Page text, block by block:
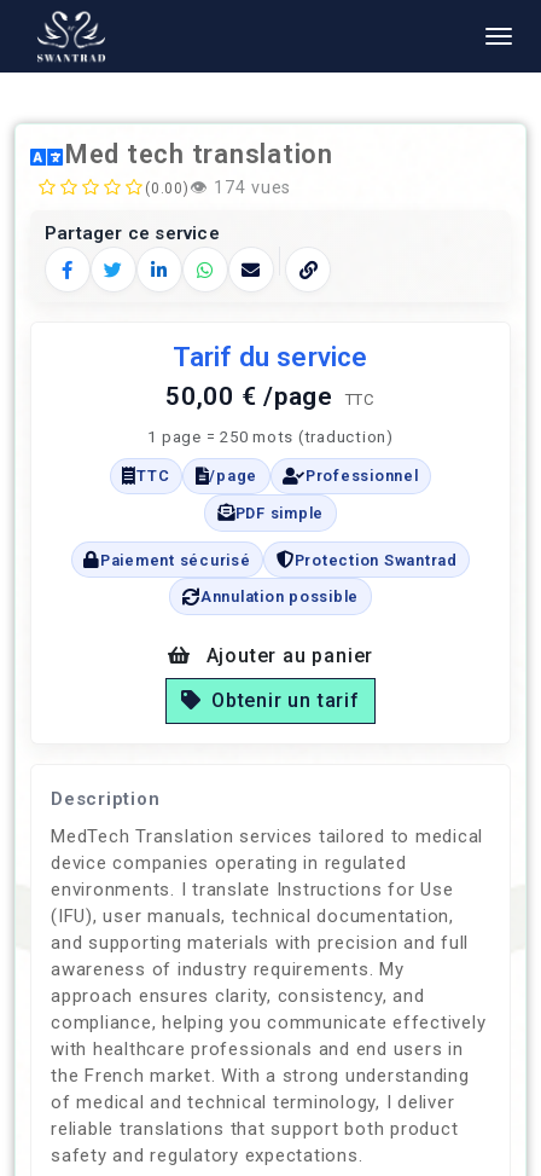
Med tech translation
(0.00) 👁️ 174 vues
Partager ce service
Facebook
TwitterLinkedInWhatsApp
E‑mailCopier le lien
Tarif du service
50,00 € /page TTC
1 page = 250 mots (traduction)
TTC /page Professionnel
PDF simple
Paiement sécurisé Protection Swantrad
Annulation possible
Ajouter au panier
Obtenir un tarif
Description
MedTech Translation services tailored to medical
device companies operating in regulated
environments. I translate Instructions for Use
(IFU), user manuals, technical documentation,
and supporting materials with precision and full
awareness of industry requirements. My
approach ensures clarity, consistency, and
compliance, helping you communicate effectively
with healthcare professionals and end users in
the French market. With a strong understanding
of medical and technical terminology, I deliver
reliable translations that support both product
safety and regulatory expectations.